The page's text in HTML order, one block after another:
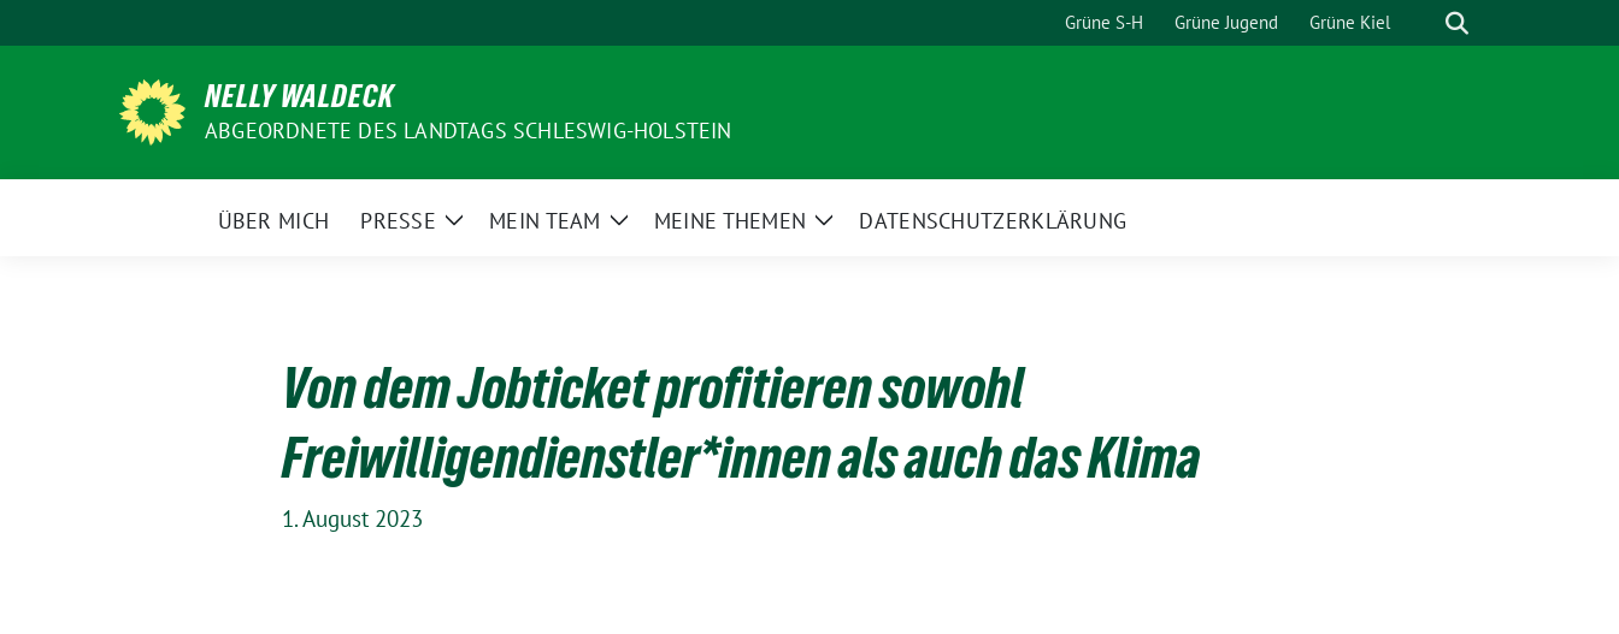
zum
Grüne S-H Grüne Jugend Grüne Kiel Suche
NELLY WALDECK
ABGEORDNETE DES LANDTAGS SCHLESWIG-HOLSTEIN
ÜBER MICH PRESSE
ZeigeMEIN TEAM
ZeigeMEINE THEMEN
ZeigeDATENSCHUTZERKLÄRUNG
Von dem Jobticket profitieren sowohl
Freiwilligendienstler*innen als auch das Klima
1. August 2023